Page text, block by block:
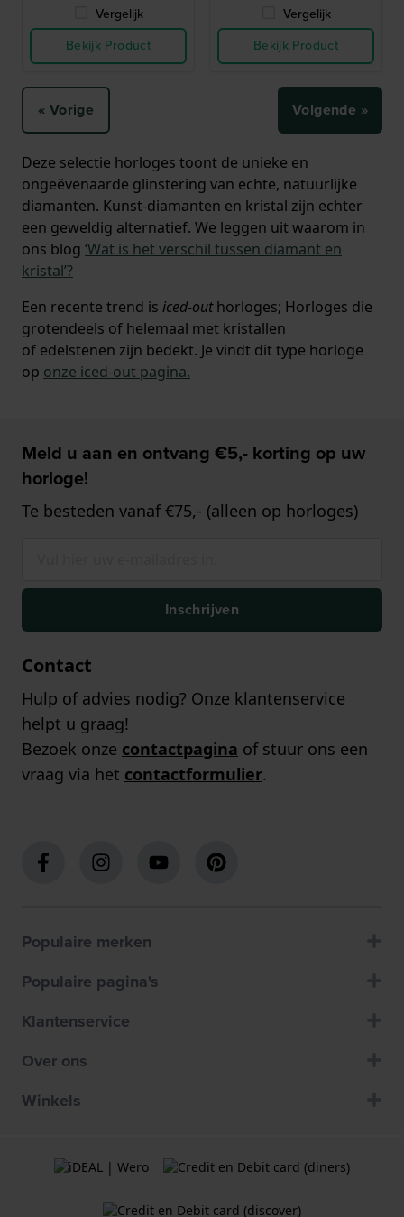
Vergelijk
Bekijk Product
Vergelijk
Bekijk Product
« Vorige Volgende »
Deze selectie horloges toont de unieke en
ongeëvenaarde glinstering van echte, natuurlijke
diamanten. Kunst-diamanten en kristal zijn echter
een geweldig alternatief. We leggen uit waarom in
ons blog ‘Wat is het verschil tussen diamant en
kristal’?
Een recente trend is iced-outhorloges; Horloges die
grotendeels of helemaal met kristallen
of edelstenen zijn bedekt. Je vindt dit type horloge
op onze iced-out pagina.
Meld u aan en ontvang €5,- korting op uw
horloge!
Te besteden vanaf €75,- (alleen op horloges)
Inschrijven
Contact
Hulp of advies nodig? Onze klantenservice
helpt u graag!
Bezoek onze contactpagina of stuur ons een
vraag via het contactformulier.
Populaire merken
Populaire pagina's
Klantenservice
Over ons
Winkels